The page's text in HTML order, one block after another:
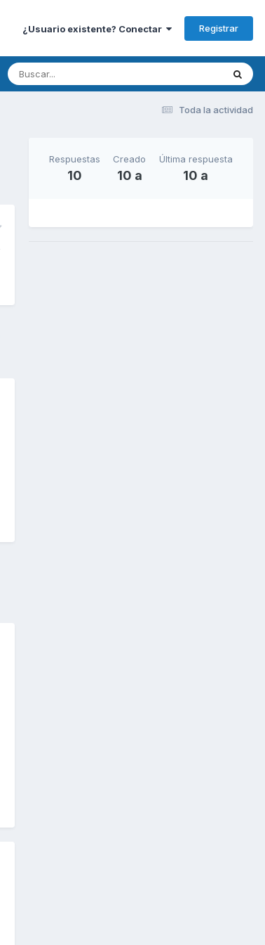
¿Usuario existente? Conectar Registrar
Toda la actividad
Respuestas
10
Creado
10 a
Última respuesta
10 a